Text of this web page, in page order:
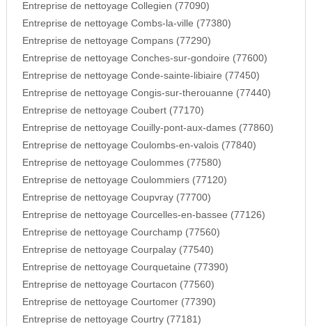
Entreprise de nettoyage Collegien (77090)
Entreprise de nettoyage Combs-la-ville (77380)
Entreprise de nettoyage Compans (77290)
Entreprise de nettoyage Conches-sur-gondoire (77600)
Entreprise de nettoyage Conde-sainte-libiaire (77450)
Entreprise de nettoyage Congis-sur-therouanne (77440)
Entreprise de nettoyage Coubert (77170)
Entreprise de nettoyage Couilly-pont-aux-dames (77860)
Entreprise de nettoyage Coulombs-en-valois (77840)
Entreprise de nettoyage Coulommes (77580)
Entreprise de nettoyage Coulommiers (77120)
Entreprise de nettoyage Coupvray (77700)
Entreprise de nettoyage Courcelles-en-bassee (77126)
Entreprise de nettoyage Courchamp (77560)
Entreprise de nettoyage Courpalay (77540)
Entreprise de nettoyage Courquetaine (77390)
Entreprise de nettoyage Courtacon (77560)
Entreprise de nettoyage Courtomer (77390)
Entreprise de nettoyage Courtry (77181)